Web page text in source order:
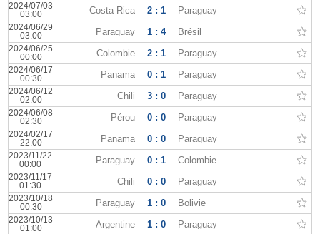
2024/07/03
03:00
Costa Rica 2 : 1 Paraguay
2024/06/29
03:00
Paraguay 1 : 4 Brésil
2024/06/25
00:00
Colombie 2 : 1 Paraguay
2024/06/17
00:30
Panama 0 : 1 Paraguay
2024/06/12
02:00
Chili 3 : 0 Paraguay
2024/06/08
02:30
Pérou 0 : 0 Paraguay
2024/02/17
22:00
Panama 0 : 0 Paraguay
2023/11/22
00:00
Paraguay 0 : 1 Colombie
2023/11/17
01:30
Chili 0 : 0 Paraguay
2023/10/18
00:30
Paraguay 1 : 0 Bolivie
2023/10/13
01:00
Argentine 1 : 0 Paraguay